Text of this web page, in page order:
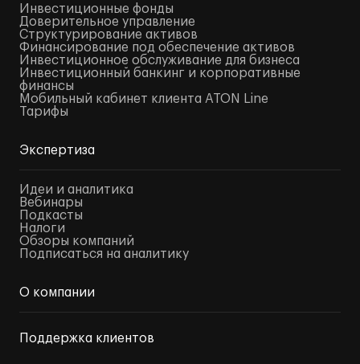
Инвестиционные фонды
Доверительное управление
Структурирование активов
Финансирование под обеспечение активов
Инвестиционное обслуживание для бизнеса
Инвестиционный банкинг и корпоративные
финансы
Мобильный кабинет клиента ATON Line
Тарифы
Экспертиза
Идеи и аналитика
Вебинары
Подкасты
Налоги
Обзоры компаний
Подписаться на аналитику
О компании
Поддержка клиентов